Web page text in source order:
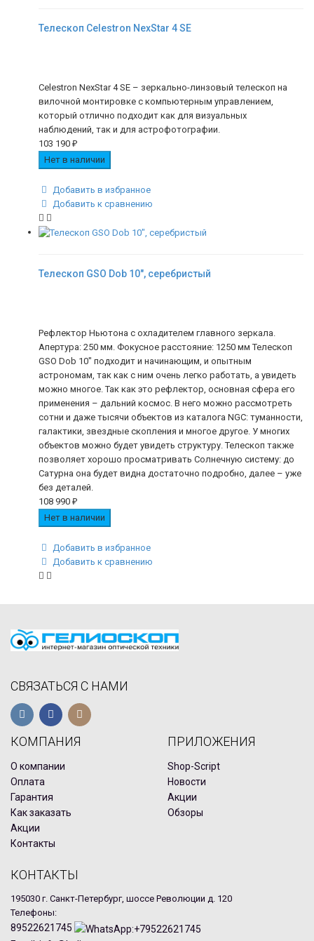
Телескоп Celestron NexStar 4 SE
Celestron NexStar 4 SE – зеркально-линзовый телескоп на
вилочной монтировке с компьютерным управлением,
который отлично подходит как для визуальных
наблюдений, так и для астрофотографии.
103 190 ₽
Нет в наличии
Добавить в избранное
Добавить к сравнению
Телескоп GSO Dob 10", серебристый
Рефлектор Ньютона с охладителем главного зеркала.
Апертура: 250 мм. Фокусное расстояние: 1250 мм Телескоп
GSO Dob 10" подходит и начинающим, и опытным
астрономам, так как с ним очень легко работать, а увидеть
можно многое. Так как это рефлектор, основная сфера его
применения – дальний космос. В него можно рассмотреть
сотни и даже тысячи объектов из каталога NGC: туманности,
галактики, звездные скопления и многое другое. У многих
объектов можно будет увидеть структуру. Телескоп также
позволяет хорошо просматривать Солнечную систему: до
Сатурна она будет видна достаточно подробно, далее – уже
без деталей.
108 990 ₽
Нет в наличии
Добавить в избранное
Добавить к сравнению
СВЯЗАТЬСЯ С НАМИ
КОМПАНИЯ
О компании
Оплата
Гарантия
Как заказать
Акции
Контакты
ПРИЛОЖЕНИЯ
Shop-Script
Новости
Акции
Обзоры
КОНТАКТЫ
195030 г. Санкт-Петербург, шоссе Революции д. 120
Телефоны:
89522621745